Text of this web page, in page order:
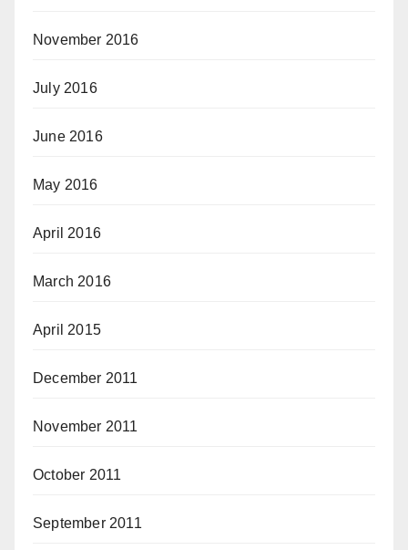
November 2016
July 2016
June 2016
May 2016
April 2016
March 2016
April 2015
December 2011
November 2011
October 2011
September 2011